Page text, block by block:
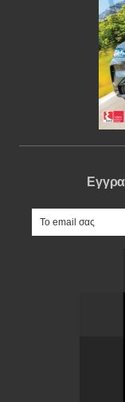
e-mail